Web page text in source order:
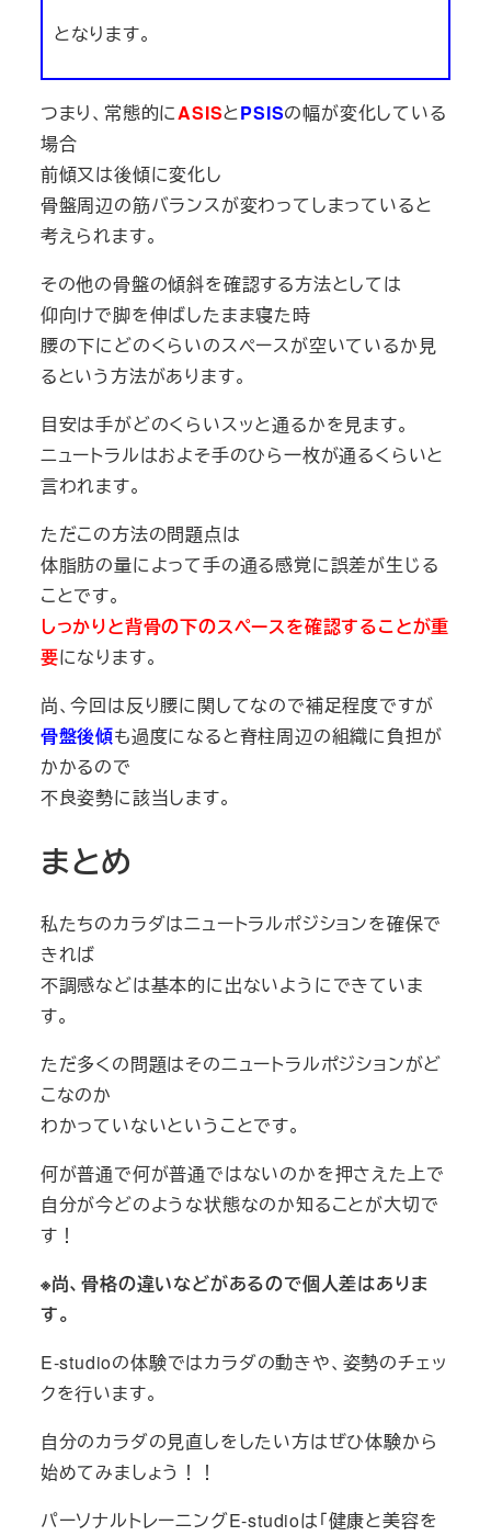
となります。
つまり、常態的にASISとPSISの幅が変化している
場合
前傾又は後傾に変化し
骨盤周辺の筋バランスが変わってしまっていると
考えられます。
その他の骨盤の傾斜を確認する方法としては
仰向けで脚を伸ばしたまま寝た時
腰の下にどのくらいのスペースが空いているか見
るという方法があります。
目安は手がどのくらいスッと通るかを見ます。
ニュートラルはおよそ手のひら一枚が通るくらいと
言われます。
ただこの方法の問題点は
体脂肪の量によって手の通る感覚に誤差が生じる
ことです。
しっかりと背骨の下のスペースを確認することが重
要になります。
尚、今回は反り腰に関してなので補足程度ですが
骨盤後傾も過度になると脊柱周辺の組織に負担が
かかるので
不良姿勢に該当します。
まとめ
私たちのカラダはニュートラルポジションを確保で
きれば
不調感などは基本的に出ないようにできていま
す。
ただ多くの問題はそのニュートラルポジションがど
こなのか
わかっていないということです。
何が普通で何が普通ではないのかを押さえた上で
自分が今どのような状態なのか知ることが大切で
す！
※尚、骨格の違いなどがあるので個人差はありま
す。
E-studioの体験ではカラダの動きや、姿勢のチェッ
クを行います。
自分のカラダの見直しをしたい方はぜひ体験から
始めてみましょう！！
パーソナルトレーニングE-studioは「健康と美容を